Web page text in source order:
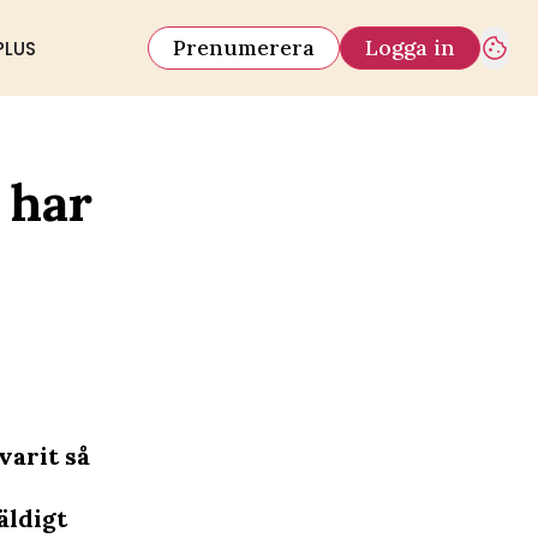
Prenumerera Logga in
har
så